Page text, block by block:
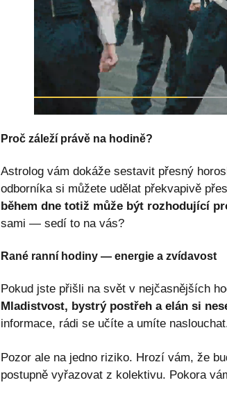
Proč záleží právě na hodině?
Astrolog vám dokáže sestavit přesný
odborníka si můžete udělat překvapivě
během dne totiž může být rozhodující
sami — sedí to na vás?
Rané ranní hodiny — energie a zvídavost
Pokud jste přišli na svět v nejčasnějších
Mladistvost, bystrý postřeh a elán si
informace, rádi se učíte a umíte
Pozor ale na jedno riziko. Hrozí vám, že
postupně vyřazovat z kolektivu. Pokora